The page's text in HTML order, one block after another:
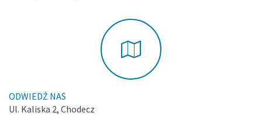
ODWIEDŹ NAS
Ul. Kaliska 2, Chodecz